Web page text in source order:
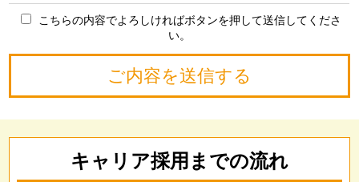
こちらの内容でよろしければボタンを押して送信してくださ
い。
キャリア採用までの流れ